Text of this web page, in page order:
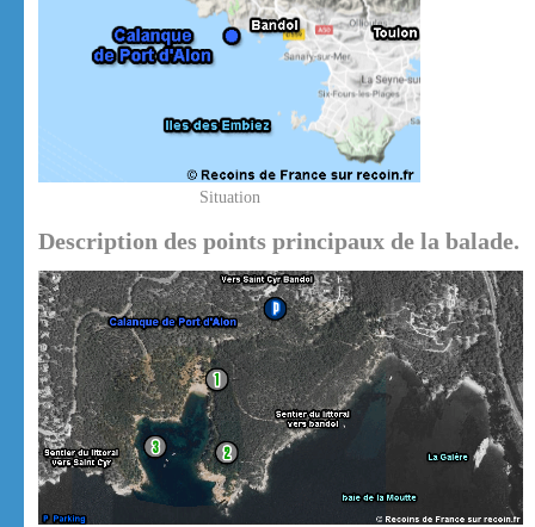
Situation
Description des points principaux de la balade.